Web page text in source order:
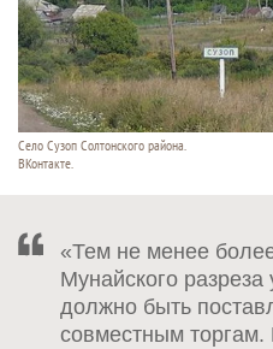
Село Сузоп Солтонского района.
ВКонтакте.
«Тем не менее
Мунайского разреза
должно быть
совместным